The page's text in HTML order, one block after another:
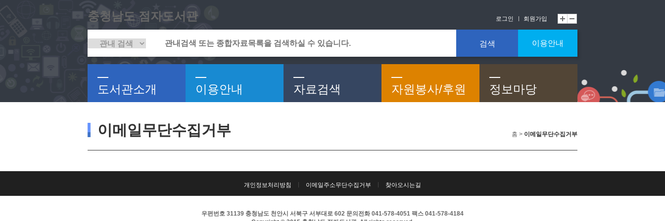
충청남도 점자도서관 로그인 회원가입
검색 이용안내
도서관소개 이용안내 자료검색 자원봉사/후원 정보마당
이메일무단수집거부 홈 > 이메일무단수집거부
개인정보처리방침 이메일주소무단수집거부 찾아오시는길
우편번호 31139 충청남도 천안시 서북구 서부대로 602 문의전화 041-578-4051 팩스 041-578-4184